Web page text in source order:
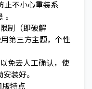
不小心重装系
制（即破解
第三方主题，个性
免去人工确认，使
装好。
特点